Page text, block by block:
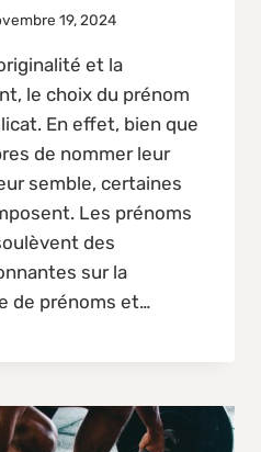
19, 2024
et la
le choix du prénom
En effet, bien que
de nommer leur
semble, certaines
Les prénoms
des
sur la
de prénoms et…